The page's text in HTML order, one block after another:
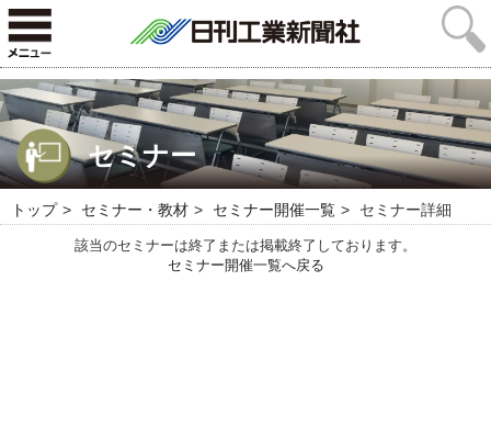
セミナー
トップ セミナー・教材 セミナー開催一覧 セミナー詳細
該当のセミナーは終了または掲載終了しております。
セミナー開催一覧へ戻る